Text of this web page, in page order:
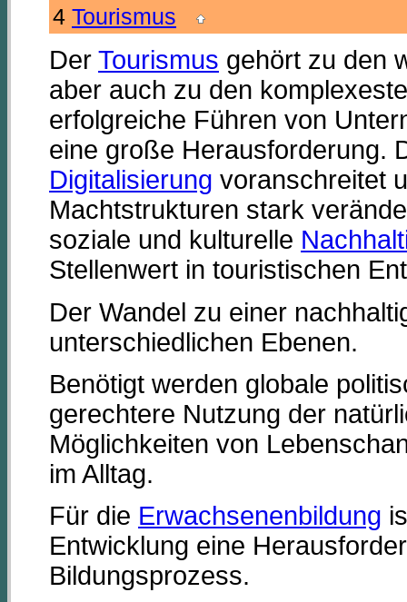
4 Tourismus
Der Tourismus gehört zu den
aber auch zu den
erfolgreiche Führen von
eine große Herausforderung.
Digitalisierung voranschreitet
Machtstrukturen stark
soziale und kulturelle
Stellenwert in touristischen
Der Wandel zu einer
unterschiedlichen Ebenen.
Benötigt werden globale
gerechtere Nutzung der
Möglichkeiten von
im Alltag.
Für die Erwachsenenbildung
Entwicklung eine
Bildungsprozess.